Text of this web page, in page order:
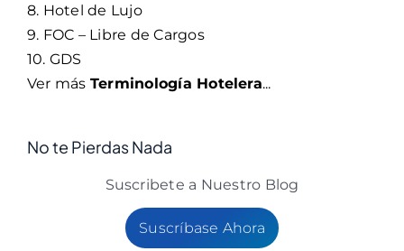
8. Hotel de Lujo
9. FOC – Libre de Cargos
10. GDS
Ver más Terminología Hotelera...
No te Pierdas Nada
Suscribete a Nuestro Blog
Suscríbase Ahora